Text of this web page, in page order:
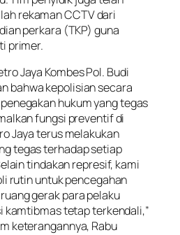
rekaman CCTV dari
perkara (TKP) guna
primer.
Jaya Kombes Pol. Budi
bahwa kepolisian secara
hukum yang tegas
fungsi preventif di
Jaya terus melakukan
tegas terhadap setiap
tindakan represif, kami
rutin untuk pencegahan
gerak para pelaku
kamtibmas tetap terkendali,”
keterangannya, Rabu